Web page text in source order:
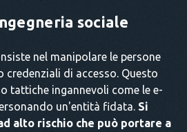
sociale
nel manipolare le persone
credenziali di accesso. Questo
tattiche ingannevoli come le e-
un'entità fidata. Si
alto rischio che può portare a